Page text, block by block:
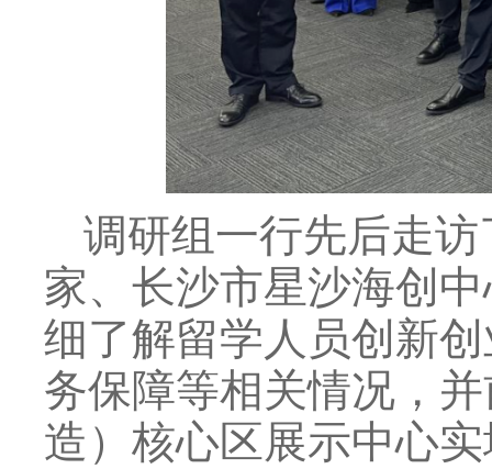
调研组一行先后走
家、长沙市星沙海创
细了解留学人员创新
务保障等相关情况，
造）核心区展示中心